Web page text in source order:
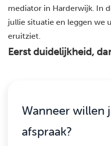
mediator in Harderwijk. In
jullie situatie en leggen we
eruitziet.
Eerst duidelijkheid,
Wanneer willen
afspraak?